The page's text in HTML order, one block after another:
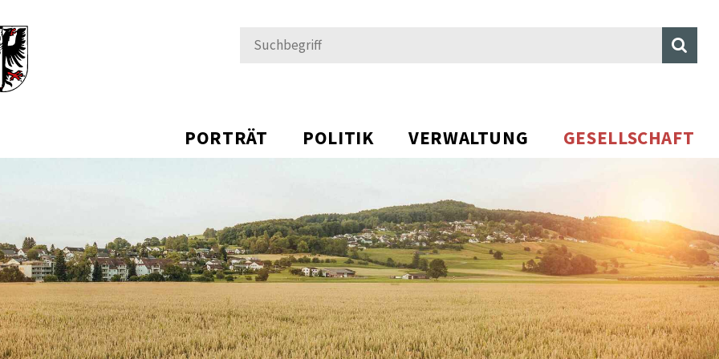
Suchbegriff Suche
PORTRÄT POLITIK VERWALTUNG GESELLSCHAFT